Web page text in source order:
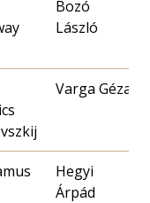
Bozó
László
Varga Géza
Hegyi
Árpád